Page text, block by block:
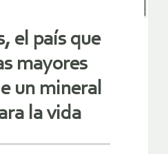
el país que
mayores
un mineral
la vida